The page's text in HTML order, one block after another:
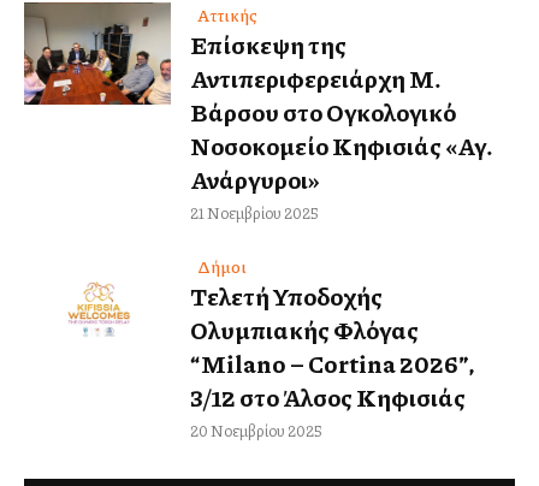
Αττικής
Επίσκεψη της
Αντιπεριφερειάρχη Μ.
Βάρσου στο Ογκολογικό
Νοσοκομείο Κηφισιάς «Αγ.
Ανάργυροι»
21 Νοεμβρίου 2025
Δήμοι
Τελετή Υποδοχής
Ολυμπιακής Φλόγας
“Milano – Cortina 2026”,
3/12 στο Άλσος Κηφισιάς
20 Νοεμβρίου 2025